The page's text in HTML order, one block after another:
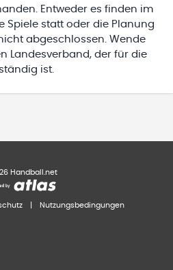
Entweder es finden im
Spiele statt oder die Planung
abgeschlossen. Wende
Landesverband, der für die
ist.
Handball.net
Nutzungsbedingungen